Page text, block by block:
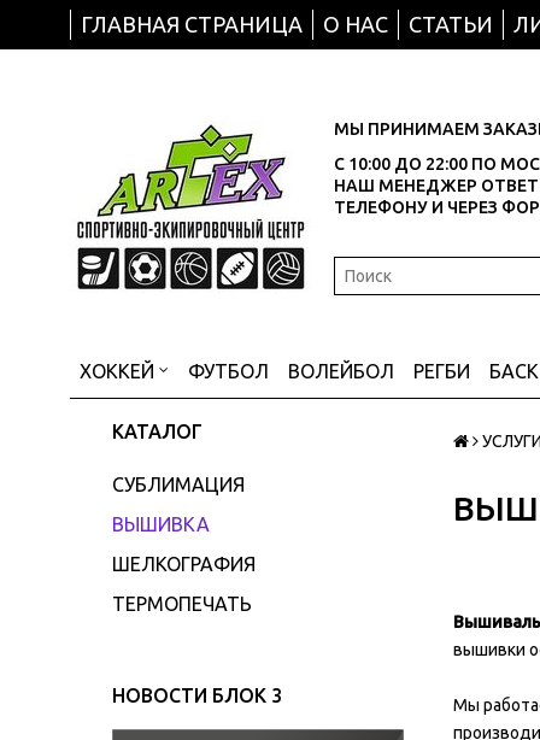
ГЛАВНАЯ СТРАНИЦА О НАС СТАТЬИ
МЫ ПРИНИМАЕМ
С 10:00 ДО 22:00 ПО
НАШ МЕНЕДЖЕР
ТЕЛЕФОНУ И ЧЕРЕЗ
ХОККЕЙ ФУТБОЛ ВОЛЕЙБОЛ РЕГБИ
КАТАЛОГ
СУБЛИМАЦИЯ
ВЫШИВКА
ШЕЛКОГРАФИЯ
ТЕРМОПЕЧАТЬ
НОВОСТИ БЛОК 3
вышивки
Мы